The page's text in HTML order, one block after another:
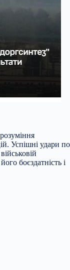
Успішні удари по
боєздатність і